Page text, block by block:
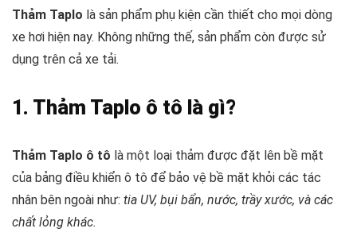
Thảm Taplo là sản phẩm phụ kiện cần thiết cho mọi dòng
xe hơi hiện nay. Không những thế, sản phẩm còn được sử
dụng trên cả xe tải.
1. Thảm Taplo ô tô là gì?
Thảm Taplo ô tô là một loại thảm được đặt lên bề mặt
của bảng điều khiển ô tô để bảo vệ bề mặt khỏi các tác
nhân bên ngoài như: tia UV, bụi bẩn, nước, trầy xước, và các
chất lỏng khác.